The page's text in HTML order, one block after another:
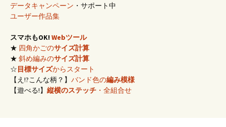
データキャンペーン ・サポート中
ユーザー作品集
スマホもOK! Webツール
★ 四角かごのサイズ計算
★ 斜め編みのサイズ計算
☆目標サイズからスタート
【え!?こんな柄？】 バンド色の編み模様
【遊べる!】 縦横のステッチ ・全組合せ